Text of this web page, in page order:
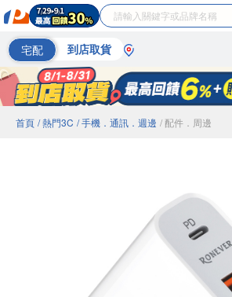
宅配 到店取貨
首頁 / 熱門3C / 手機．通訊．週邊 / 配件．周邊